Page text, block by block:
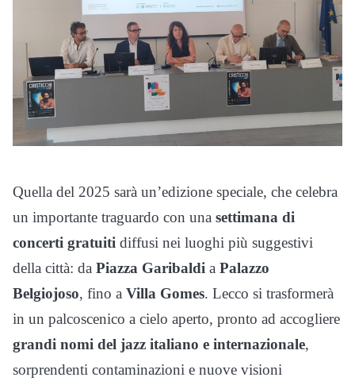
Quella del 2025 sarà un’edizione speciale, che celebra
un importante traguardo con una settimana di
concerti gratuiti diffusi nei luoghi più suggestivi
della città: da Piazza Garibaldi a Palazzo
Belgiojoso, fino a Villa Gomes. Lecco si trasformerà
in un palcoscenico a cielo aperto, pronto ad accogliere
grandi nomi del jazz italiano e internazionale,
sorprendenti contaminazioni e nuove visioni